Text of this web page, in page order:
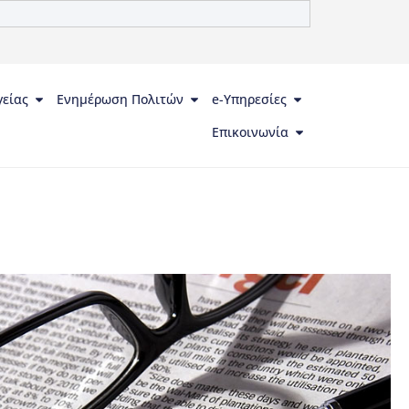
Ενημέρωση Πολιτών
e-Υπηρεσίες
Επικοινωνία